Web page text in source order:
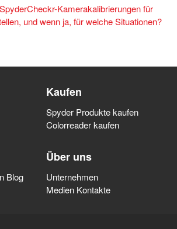
Kamerakalibrierungen für
und wenn ja, für welche Situationen?
Kaufen
Spyder Produkte kaufen
Colorreader kaufen
Blog
Über uns
Unternehmen
Medien Kontakte